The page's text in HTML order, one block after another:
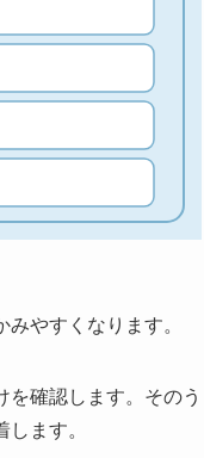
やすくなります。
を確認します。そのう
ます。